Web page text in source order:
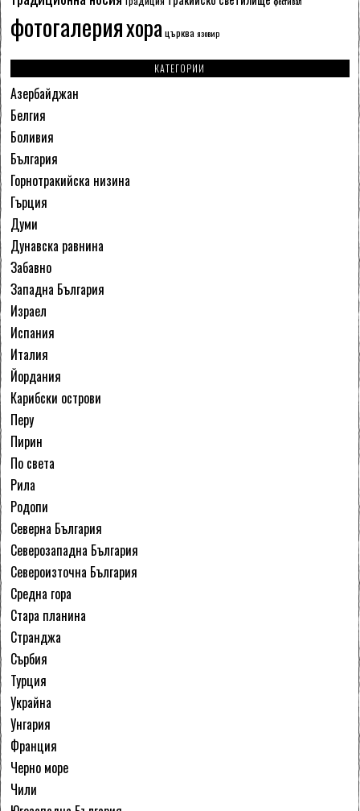
фотогалерияхора църква язовир
КАТЕГОРИИ
Азербайджан
Белгия
Боливия
България
Горнотракийска низина
Гърция
Думи
Дунавска равнина
Забавно
Западна България
Израел
Испания
Италия
Йордания
Карибски острови
Перу
Пирин
По света
Рила
Родопи
Северна България
Северозападна България
Североизточна България
Средна гора
Стара планина
Странджа
Сърбия
Турция
Украйна
Унгария
Франция
Черно море
Чили